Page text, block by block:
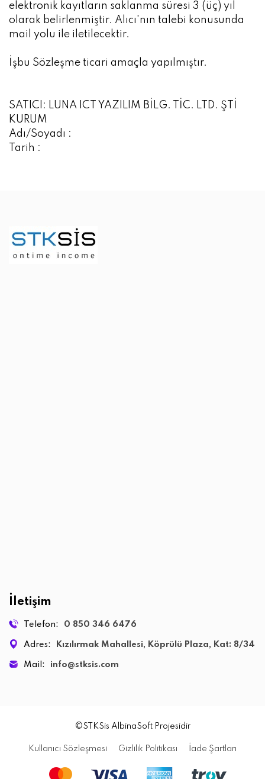
elektronik kayıtların saklanma süresi 3 (üç) yıl
olarak belirlenmiştir. Alıcı'nın talebi konusunda
mail yolu ile iletilecektir.
İşbu Sözleşme ticari amaçla yapılmıştır.
SATICI: LUNA ICT YAZILIM BİLG. TİC. LTD. ŞTİ
KURUM
Adı/Soyadı :
Tarih :
İletişim
Telefon: 0 850 346 6476
Adres: Kızılırmak Mahallesi, Köprülü Plaza, Kat: 8/34
Mail: info@stksis.com
©STKSis AlbinaSoftProjesidir
Kullanıcı Sözleşmesi Gizlilik Politikası İade Şartları